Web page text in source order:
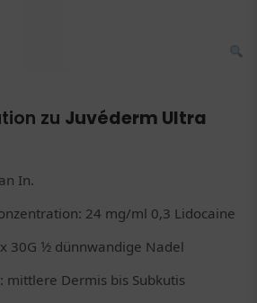
zu Juvéderm Ultra
In.
24 mg/ml 0,3 Lidocaine
30G 1⁄2 dünnwandige Nadel
mittlere Dermis bis Subkutis